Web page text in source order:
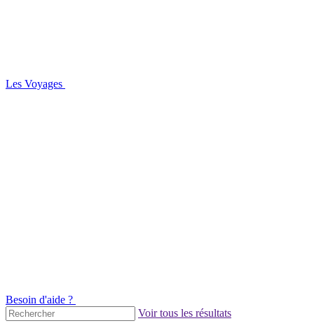
Les Voyages
Besoin d'aide ?
Voir tous les résultats